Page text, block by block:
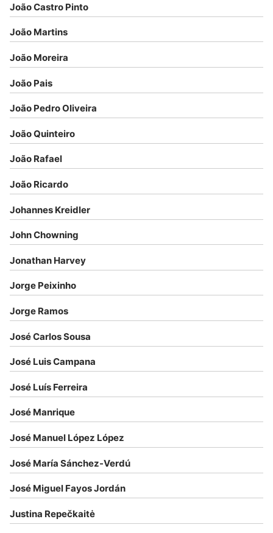
João Castro Pinto
João Martins
João Moreira
João Pais
João Pedro Oliveira
João Quinteiro
João Rafael
João Ricardo
Johannes Kreidler
John Chowning
Jonathan Harvey
Jorge Peixinho
Jorge Ramos
José Carlos Sousa
José Luis Campana
José Luís Ferreira
José Manrique
José Manuel López López
José María Sánchez-Verdú
José Miguel Fayos Jordán
Justina Repečkaitė